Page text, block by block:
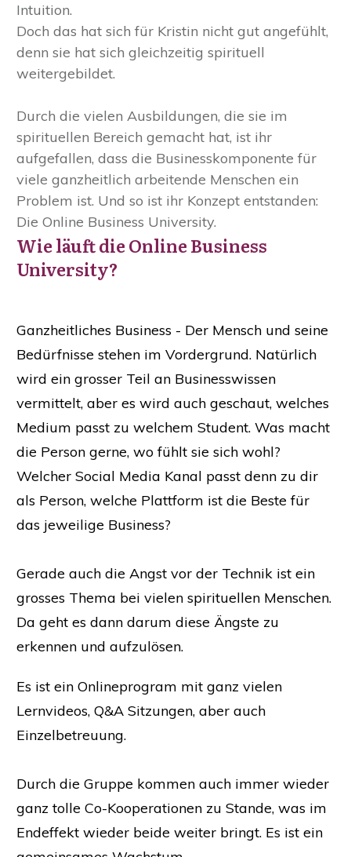
Intuition.
Doch das hat sich für Kristin nicht gut angefühlt,
denn sie hat sich gleichzeitig spirituell
weitergebildet.
Durch die vielen Ausbildungen, die sie im
spirituellen Bereich gemacht hat, ist ihr
aufgefallen, dass die Businesskomponente für
viele ganzheitlich arbeitende Menschen ein
Problem ist. Und so ist ihr Konzept entstanden:
Die Online Business University.
Wie läuft die Online Business
University?
Ganzheitliches Business - Der Mensch und seine
Bedürfnisse stehen im Vordergrund. Natürlich
wird ein grosser Teil an Businesswissen
vermittelt, aber es wird auch geschaut, welches
Medium passt zu welchem Student. Was macht
die Person gerne, wo fühlt sie sich wohl?
Welcher Social Media Kanal passt denn zu dir
als Person, welche Plattform ist die Beste für
das jeweilige Business?
Gerade auch die Angst vor der Technik ist ein
grosses Thema bei vielen spirituellen Menschen.
Da geht es dann darum diese Ängste zu
erkennen und aufzulösen.
Es ist ein Onlineprogram mit ganz vielen
Lernvideos, Q&A Sitzungen, aber auch
Einzelbetreuung.
Durch die Gruppe kommen auch immer wieder
ganz tolle Co-Kooperationen zu Stande, was im
Endeffekt wieder beide weiter bringt. Es ist ein